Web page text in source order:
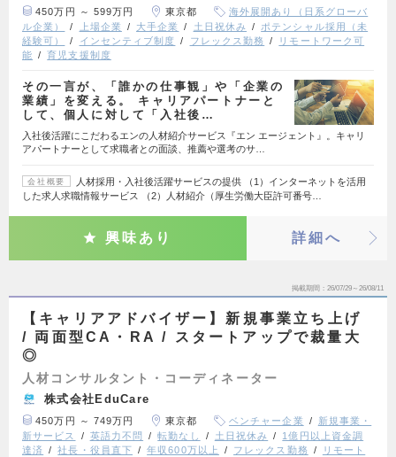
450万円 ～ 599万円 東京都
海外展開あり（日系グローバ
ル企業）
上場企業 大手企業 土日祝休み
ポテンシャル採用（未
経験可）
インセンティブ制度 フレックス勤務
リモートワーク可
能
育児支援制度
その一言が、「誰かの仕事観」や「企業の
業績」を変える。 キャリアパートナーと
して、個人に対して「入社後…
入社後活躍にこだわるエンの人材紹介サービス『エン エージェント』。キャリ
アパートナーとして求職者との面談、推薦や選考のサ…
会社概要
人材採用・入社後活躍サービスの提供 （1）インターネットを活用
した求人求職情報サービス （2）人材紹介（厚生労働大臣許可番号…
興味あり 詳細へ
掲載期間 26/07/29～26/08/11
【キャリアアドバイザー】新規事業立ち上げ
/ 両面型CA・RA / スタートアップで裁量大
◎
人材コンサルタント・コーディネーター
株式会社EduCare
450万円 ～ 749万円 東京都 ベンチャー企業
新規事業・
新サービス
英語力不問 転勤なし 土日祝休み
1億円以上資金調
達済
社長・役員直下 年収600万以上 フレックス勤務
リモート